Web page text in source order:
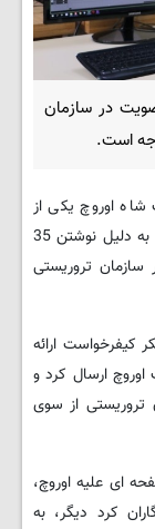
در سازمان
اوروچ یکی از
روزنامه نگارانی که در 27 آوریل بازداشت شده بود، به دلیل نوشتن 35
در سازمان تروریستی
کیفرخواست ارائه
ارسال کرد و
از سوی
گزارش 5 صفحه اول کیفرخواست 63 صفحه ای علیه اوروچ،
کرد دیگر، به